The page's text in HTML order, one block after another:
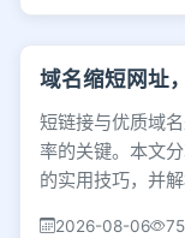
域名缩短网址
短链接与优质域
率的关键。本文
的实用技巧，并
2026-08-06
75